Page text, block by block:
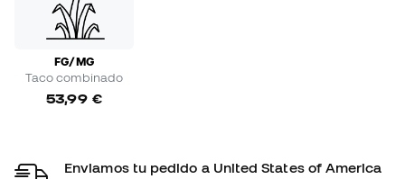
FG/MG
Taco combinado
53,99 €
Enviamos tu pedido a United States of America